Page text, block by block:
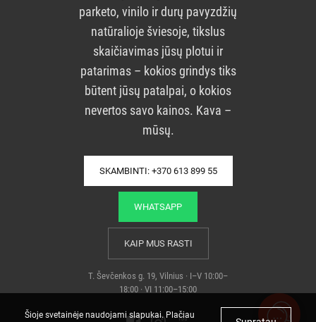
parketo, vinilo ir durų pavyzdžių
natūralioje šviesoje, tikslus
skaičiavimas jūsų plotui ir
patarimas – kokios grindys tiks
būtent jūsų patalpai, o kokios
nevertos savo kainos. Kava –
mūsų.
SKAMBINTI: +370 613 899 55
WHATSAPP
KAIP MUS RASTI
T. Ševčenkos g. 19, Vilnius · I–V 10:00–
18:00 · VI 11:00–15:00
Šioje svetainėje naudojami slapukai. Plačiau